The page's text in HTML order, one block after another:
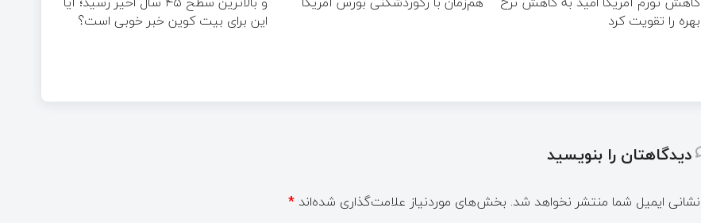
بهره را تقویت کرد
این برای بیت کوین خبر خوبی است؟
دیدگاهتان را بنویسید
نشانی ایمیل شما منتشر نخواهد شد. بخش‌های موردنیاز علامت‌گذاری شده‌اند *